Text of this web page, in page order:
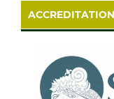
ACCREDITATION